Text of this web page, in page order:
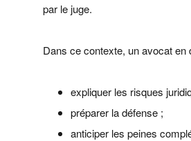
par le juge.
Dans ce contexte, un avocat en
expliquer les risques
préparer la défense ;
anticiper les peines